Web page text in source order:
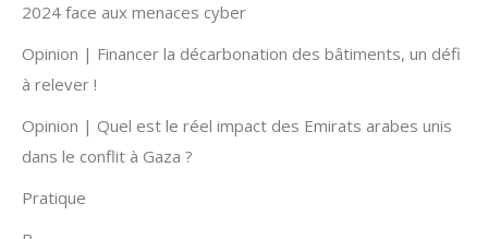
2024 face aux menaces cyber
Opinion | Financer la décarbonation des bâtiments, un défi
à relever !
Opinion | Quel est le réel impact des Emirats arabes unis
dans le conflit à Gaza ?
Pratique